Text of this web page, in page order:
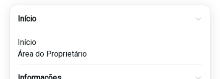
Início
Início
Área do Proprietário